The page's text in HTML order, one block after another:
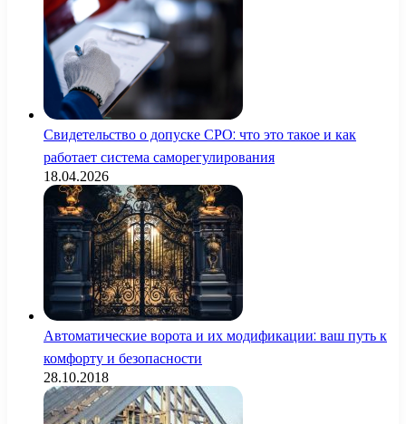
Свидетельство о допуске СРО: что это такое и как
работает система саморегулирования
18.04.2026
Автоматические ворота и их модификации: ваш путь к
комфорту и безопасности
28.10.2018